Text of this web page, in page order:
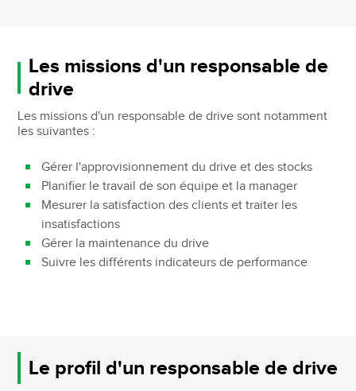
Les missions d'un responsable de
drive
Les missions d'un responsable de drive sont notamment
les suivantes :
Gérer l'approvisionnement du drive et des stocks
Planifier le travail de son équipe et la manager
Mesurer la satisfaction des clients et traiter les
insatisfactions
Gérer la maintenance du drive
Suivre les différents indicateurs de performance
Le profil d'un responsable de drive